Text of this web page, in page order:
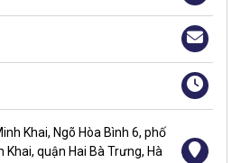
Khai, Ngõ Hòa Bình 6, phố
Khai, quận Hai Bà Trưng, Hà